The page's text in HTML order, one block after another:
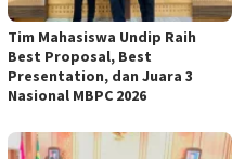
Tim Mahasiswa Undip Raih
Best Proposal, Best
Presentation, dan Juara 3
Nasional MBPC 2026